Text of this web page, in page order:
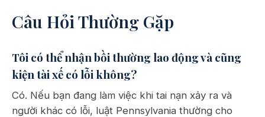
Câu Hỏi Thường Gặp
Tôi có thể nhận bồi thường lao động và cũng
kiện tài xế có lỗi không?
Có. Nếu bạn đang làm việc khi tai nạn xảy ra và
người khác có lỗi, luật Pennsylvania thường cho